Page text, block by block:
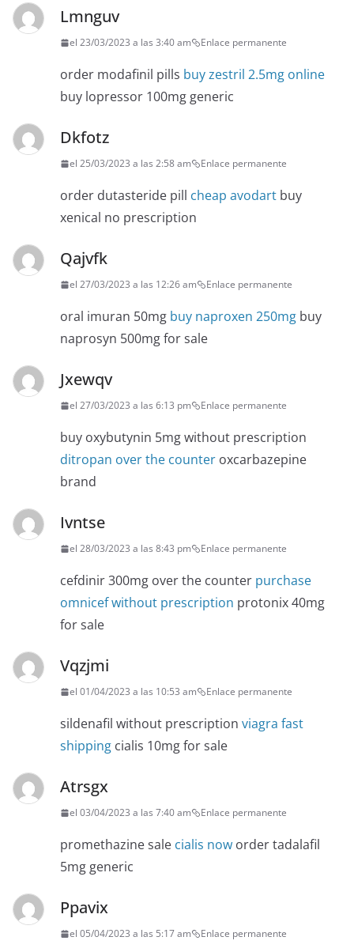
Lmnguv
el 23/03/2023 a las 3:40 am Enlace permanente
order modafinil pills buy zestril 2.5mg online
buy lopressor 100mg generic
Dkfotz
el 25/03/2023 a las 2:58 am Enlace permanente
order dutasteride pill cheap avodart buy
xenical no prescription
Qajvfk
el 27/03/2023 a las 12:26 am Enlace permanente
oral imuran 50mg buy naproxen 250mg buy
naprosyn 500mg for sale
Jxewqv
el 27/03/2023 a las 6:13 pm Enlace permanente
buy oxybutynin 5mg without prescription
ditropan over the counter oxcarbazepine
brand
Ivntse
el 28/03/2023 a las 8:43 pm Enlace permanente
cefdinir 300mg over the counter purchase
omnicef without prescription protonix 40mg
for sale
Vqzjmi
el 01/04/2023 a las 10:53 am Enlace permanente
sildenafil without prescription viagra fast
shipping cialis 10mg for sale
Atrsgx
el 03/04/2023 a las 7:40 am Enlace permanente
promethazine sale cialis now order tadalafil
5mg generic
Ppavix
el 05/04/2023 a las 5:17 am Enlace permanente